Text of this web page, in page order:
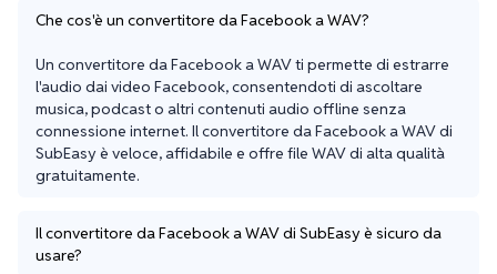
Che cos'è un convertitore da Facebook a WAV?
Un convertitore da Facebook a WAV ti permette di estrarre
l'audio dai video Facebook, consentendoti di ascoltare
musica, podcast o altri contenuti audio offline senza
connessione internet. Il convertitore da Facebook a WAV di
SubEasy è veloce, affidabile e offre file WAV di alta qualità
gratuitamente.
Il convertitore da Facebook a WAV di SubEasy è sicuro da
usare?